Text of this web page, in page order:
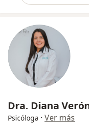
Dra. Diana
Psicóloga · Ver más